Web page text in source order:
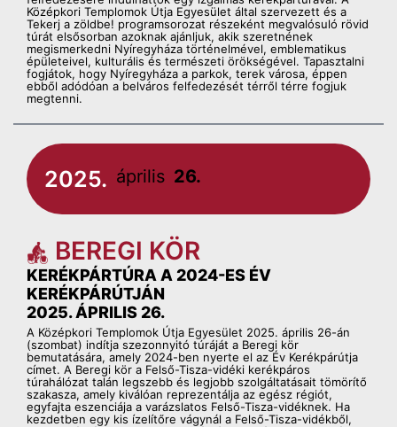
Középkori Templomok Útja Egyesület által szervezett és a
Tekerj a zöldbe! programsorozat részeként megvalósuló rövid
túrát elsősorban azoknak ajánljuk, akik szeretnének
megismerkedni Nyíregyháza történelmével, emblematikus
épületeivel, kulturális és természeti örökségével. Tapasztalni
fogjátok, hogy Nyíregyháza a parkok, terek városa, éppen
ebből adódóan a belváros felfedezését térről térre fogjuk
megtenni.
2025. április 26.
BEREGI KÖR
KERÉKPÁRTÚRA A 2024-ES ÉV
KERÉKPÁRÚTJÁN
2025. ÁPRILIS 26.
A Középkori Templomok Útja Egyesület 2025. április 26-án
(szombat) indítja szezonnyitó túráját a Beregi kör
bemutatására, amely 2024-ben nyerte el az Év Kerékpárútja
címet. A Beregi kör a Felső-Tisza-vidéki kerékpáros
túrahálózat talán legszebb és legjobb szolgáltatásait tömörítő
szakasza, amely kiválóan reprezentálja az egész régiót,
egyfajta eszenciája a varázslatos Felső-Tisza-vidéknek. Ha
kezdetben egy kis ízelítőre vágynál a Felső-Tisza-vidékből,